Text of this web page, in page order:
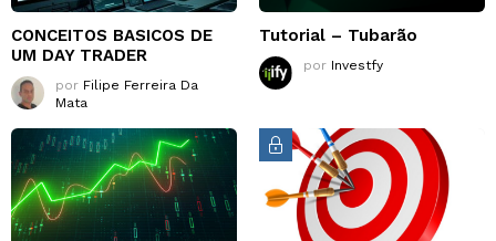
CONCEITOS BASICOS DE
UM DAY TRADER
por Filipe Ferreira Da
Mata
Tutorial – Tubarão
por Investfy